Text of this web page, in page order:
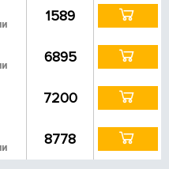
1589
6895
7200
8778